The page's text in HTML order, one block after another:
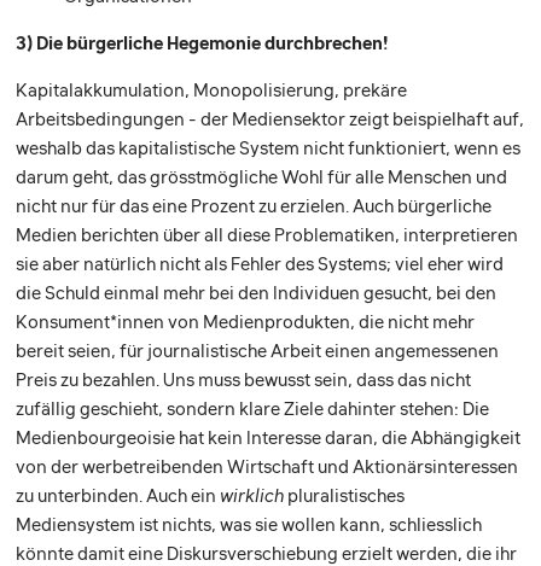
3) Die bürgerliche Hegemonie durchbrechen!
Kapitalakkumulation, Monopolisierung, prekäre
Arbeitsbedingungen - der Mediensektor zeigt beispielhaft auf,
weshalb das kapitalistische System nicht funktioniert, wenn es
darum geht, das grösstmögliche Wohl für alle Menschen und
nicht nur für das eine Prozent zu erzielen. Auch bürgerliche
Medien berichten über all diese Problematiken, interpretieren
sie aber natürlich nicht als Fehler des Systems; viel eher wird
die Schuld einmal mehr bei den Individuen gesucht, bei den
Konsument*innen von Medienprodukten, die nicht mehr
bereit seien, für journalistische Arbeit einen angemessenen
Preis zu bezahlen. Uns muss bewusst sein, dass das nicht
zufällig geschieht, sondern klare Ziele dahinter stehen: Die
Medienbourgeoisie hat kein Interesse daran, die Abhängigkeit
von der werbetreibenden Wirtschaft und Aktionärsinteressen
zu unterbinden. Auch ein wirklich pluralistisches
Mediensystem ist nichts, was sie wollen kann, schliesslich
könnte damit eine Diskursverschiebung erzielt werden, die ihr